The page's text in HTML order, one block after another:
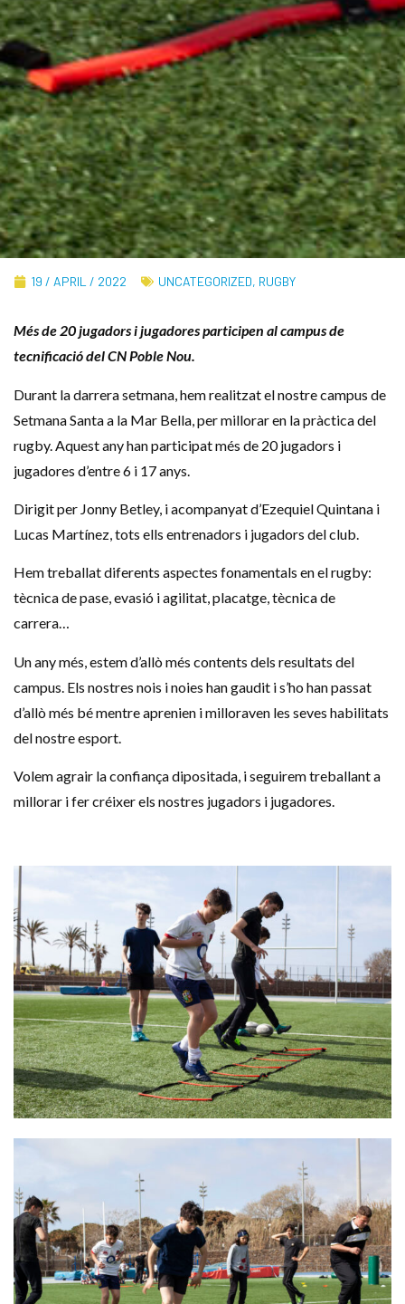
19 / APRIL / 2022 UNCATEGORIZED, RUGBY
Més de 20 jugadors i jugadores participen al campus de
tecnificació del CN Poble Nou.
Durant la darrera setmana, hem realitzat el nostre campus de
Setmana Santa a la Mar Bella, per millorar en la pràctica del
rugby. Aquest any han participat més de 20 jugadors i
jugadores d’entre 6 i 17 anys.
Dirigit per Jonny Betley, i acompanyat d’Ezequiel Quintana i
Lucas Martínez, tots ells entrenadors i jugadors del club.
Hem treballat diferents aspectes fonamentals en el rugby:
tècnica de pase, evasió i agilitat, placatge, tècnica de
carrera…
Un any més, estem d’allò més contents dels resultats del
campus. Els nostres nois i noies han gaudit i s’ho han passat
d’allò més bé mentre aprenien i milloraven les seves habilitats
del nostre esport.
Volem agrair la confiança dipositada, i seguirem treballant a
millorar i fer créixer els nostres jugadors i jugadores.